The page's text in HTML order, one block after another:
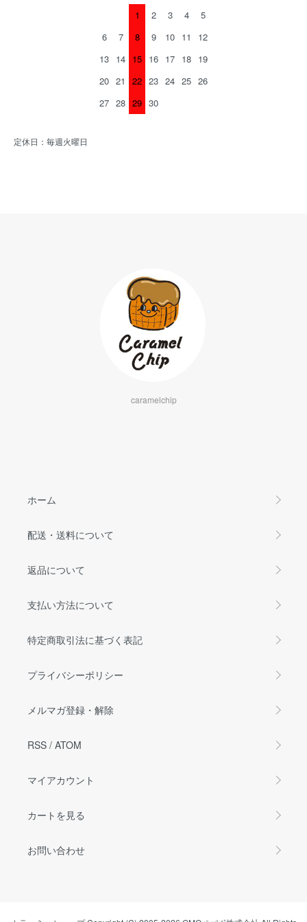
1
2 3 4
5
6
7 8 9 10 11
12
13 14 15 16 17 18 19
20 21 22 23 24 25 26
27 28 29 30
定休日：毎週火曜日
caramelchip
ホーム
配送・送料について
返品について
支払い方法について
特定商取引法に基づく表記
プライバシーポリシー
メルマガ登録・解除
RSS / ATOM
マイアカウント
カートを見る
お問い合わせ